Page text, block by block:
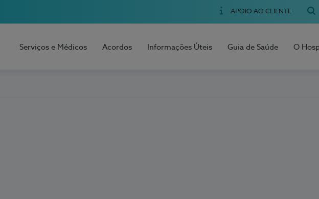
APOIO AO CLIENTE
Serviços e Médicos Acordos Informações Úteis Guia de Saúde O